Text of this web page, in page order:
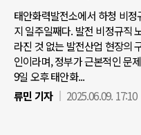
태안화력발전소에서 하청 비
지 일주일째다. 발전 비정규직
라진 것 없는 발전산업 현장의
인이라며, 정부가 근본적인 문
9일 오후 태안화...
류민 기자
2025.06.09. 17:10